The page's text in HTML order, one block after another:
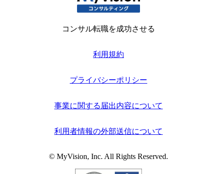
コンサル転職を成功させる
利用規約
プライバシーポリシー
事業に関する届出内容について
利用者情報の外部送信について
© MyVision, Inc. All Rights Reserved.